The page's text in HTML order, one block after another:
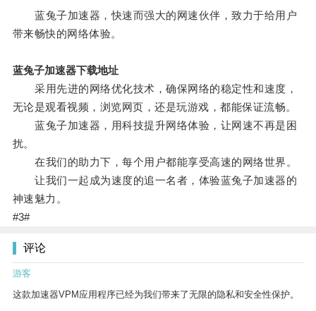
蓝兔子加速器，快速而强大的网速伙伴，致力于给用户
带来畅快的网络体验。
蓝兔子加速器下载地址
采用先进的网络优化技术，确保网络的稳定性和速度，
无论是观看视频，浏览网页，还是玩游戏，都能保证流畅。
蓝兔子加速器，用科技提升网络体验，让网速不再是困
扰。
在我们的助力下，每个用户都能享受高速的网络世界。
让我们一起成为速度的追一名者，体验蓝兔子加速器的
神速魅力。
#3#
评论
游客
这款加速器VPM应用程序已经为我们带来了无限的隐私和安全性保护。